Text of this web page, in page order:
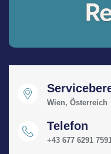
Wien, Österreich
Telefon
+43 677 6291